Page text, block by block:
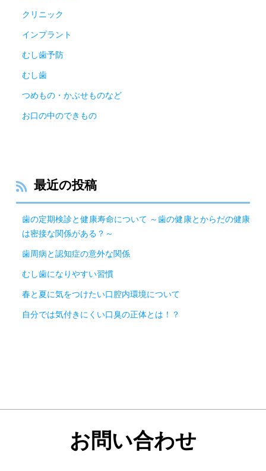
クリニック
インプラント
むし歯予防
むし歯
つめもの・かぶせものなど
お口の中のできもの
最近の投稿
歯の定期検診と健康寿命について ～歯の健康とからだの健康
は密接な関係がある？～
歯周病と認知症の意外な関係
むし歯になりやすい習慣
春と夏に気をつけたい口腔内環境について
自分では気付きにくい口臭の正体とは！？
お問い合わせ